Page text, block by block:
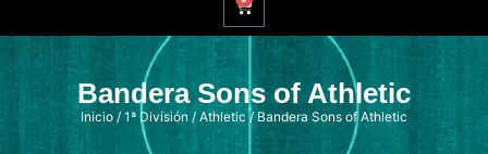
Bandera Sons of Athletic
Inicio / 1ª División / Athletic/ Bandera Sons of Athletic